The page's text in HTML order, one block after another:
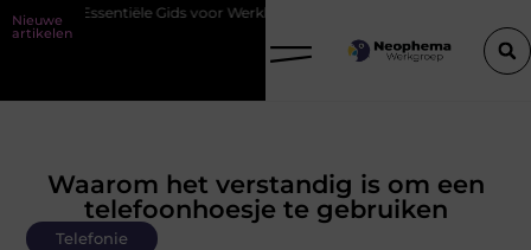
Nieuwe
artikelen
De Essentiële Gids voor Werkkleding in Purmerend
Waarom het verstandig is om een
telefoonhoesje te gebruiken
Telefonie